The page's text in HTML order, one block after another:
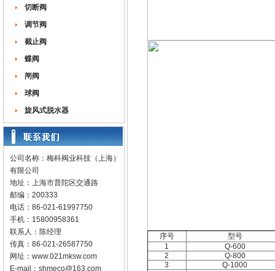
切断阀
调节阀
截止阀
蝶阀
闸阀
球阀
旋风式脱水器
公司名称：梅科阀业科技（上海）
有限公司
地址：上海市普陀区交通路
邮编：200333
电话：86-021-61997750
手机：15800958361
联系人：陈经理
传真：86-021-26587750
网址： www.021mksw.com
E-mail： shmeco@163.com
序号
型号
1
Q-600
2
Q-800
3
Q-1000